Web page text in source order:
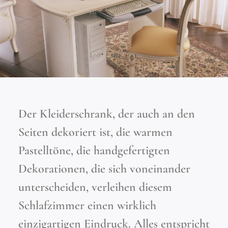
Der Kleiderschrank, der auch an den
Seiten dekoriert ist, die warmen
Pastelltöne, die handgefertigten
Dekorationen, die sich voneinander
unterscheiden, verleihen diesem
Schlafzimmer einen wirklich
einzigartigen Eindruck. Alles entspricht